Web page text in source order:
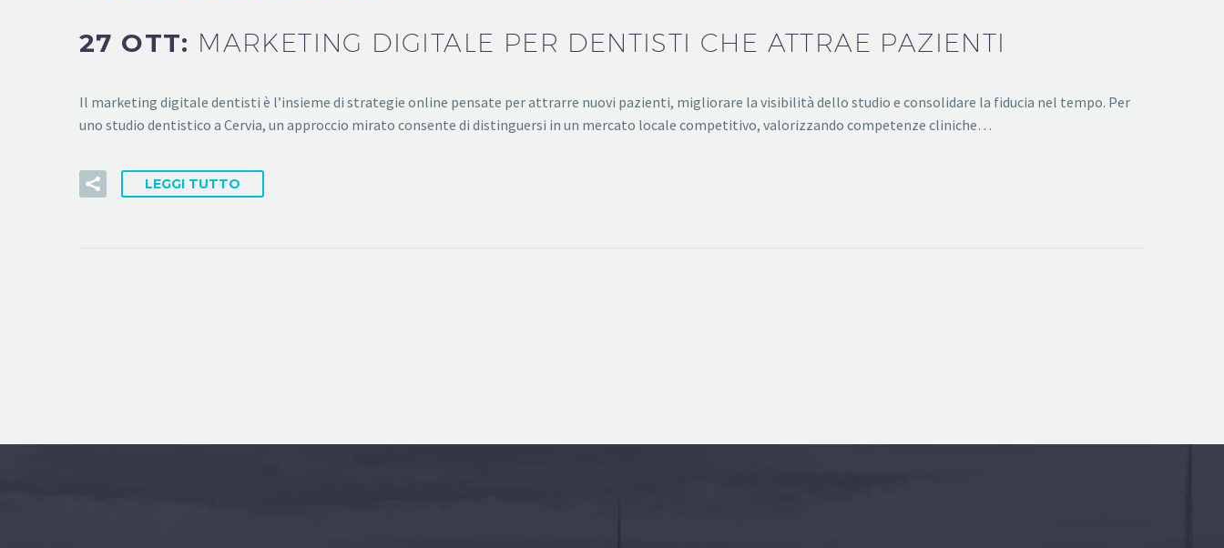
27 OTT: MARKETING DIGITALE PER DENTISTI CHE ATTRAE PAZIENTI
Il marketing digitale dentisti è l’insieme di strategie online pensate per attrarre nuovi pazienti, migliorare la visibilità dello studio e consolidare la fiducia nel tempo. Per
uno studio dentistico a Cervia, un approccio mirato consente di distinguersi in un mercato locale competitivo, valorizzando competenze cliniche…
LEGGI TUTTO